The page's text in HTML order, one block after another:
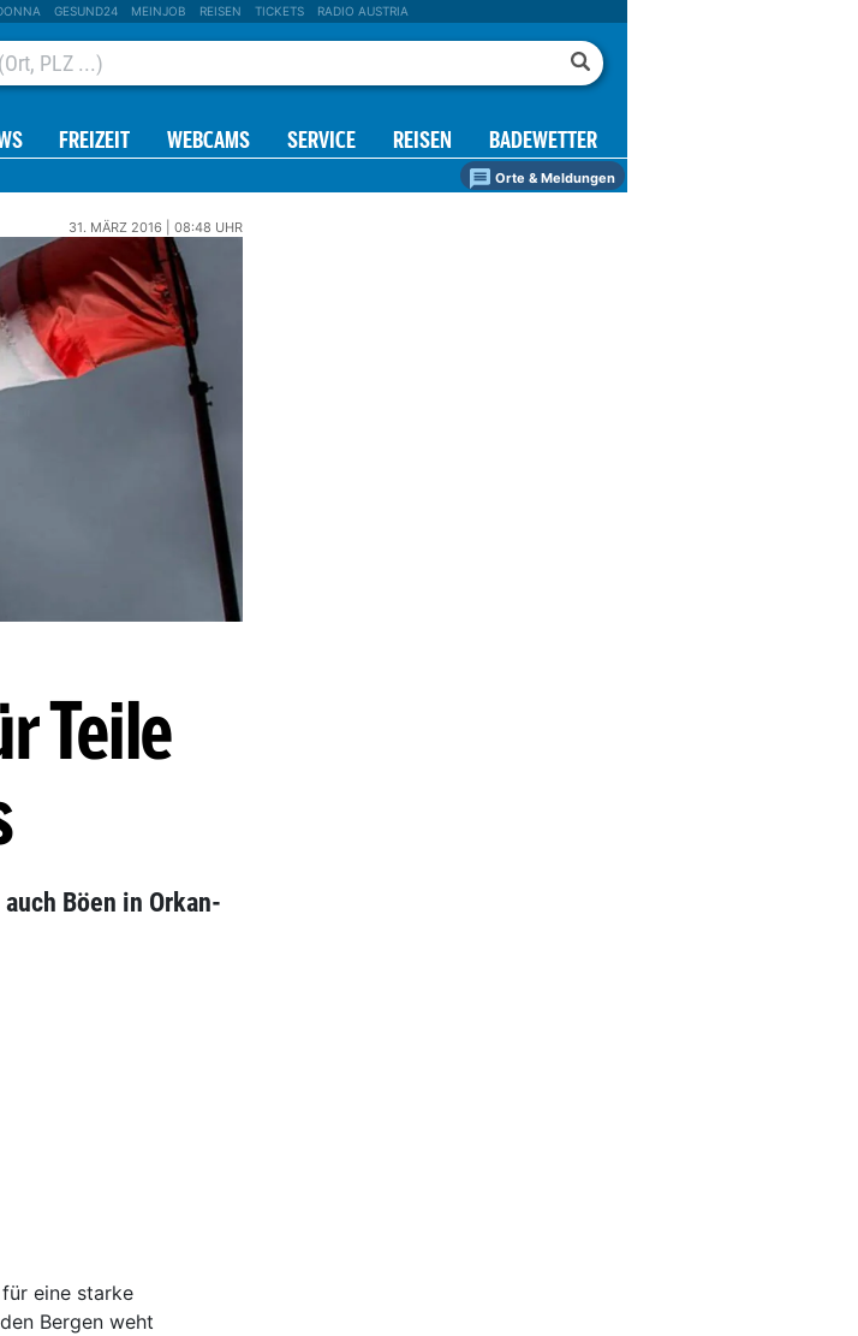
GESUND24 MEINJOB REISEN TICKETS RADIO AUSTRIA
FREIZEIT WEBCAMS SERVICE REISEN BADEWETTER
Orte & Meldungen
31. MÄRZ 2016 | 08:48 UHR
Teile
Böen in Orkan-
eine starke
Bergen weht